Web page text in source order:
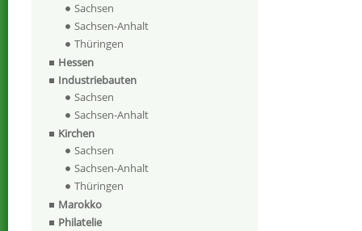
Sachsen
Sachsen-Anhalt
Thüringen
Hessen
Industriebauten
Sachsen
Sachsen-Anhalt
Kirchen
Sachsen
Sachsen-Anhalt
Thüringen
Marokko
Philatelie